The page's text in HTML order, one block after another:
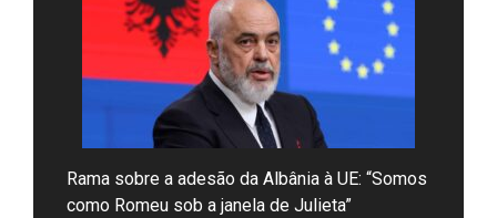
Rama sobre a adesão da Albânia à UE: “Somos
como Romeu sob a janela de Julieta”